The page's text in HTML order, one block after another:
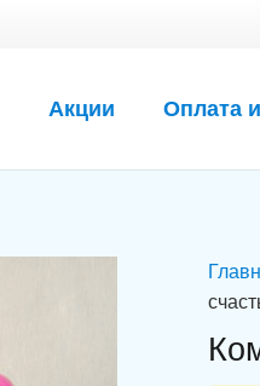
Акции Оплата